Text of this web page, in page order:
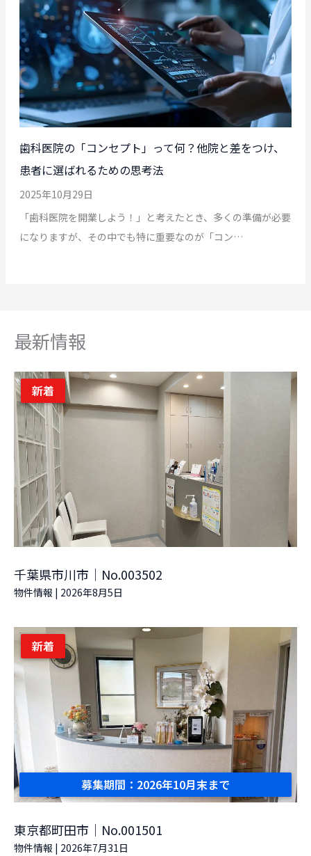
歯科医院の「コンセプト」って何？他院と差をつけ、
患者に選ばれるための思考法
2025年10月29日
「歯科医院を開業しよう！」と考えたとき、多くの準備が必要
になりますが、その中でも特に重要なのが「コン…
最新情報
新着
千葉県市川市｜No.003502
物件情報 | 2026年8月5日
新着
募集期間：2026年10月末まで
東京都町田市｜No.001501
物件情報 | 2026年7月31日